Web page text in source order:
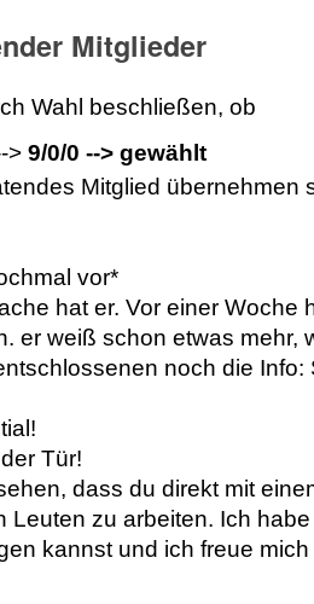
Mitglieder
Wahl beschließen, ob
>9/0/0 --> gewählt
Mitglied übernehmen
vor*
hat er. Vor einer Woche
er weiß schon etwas mehr,
noch die Info:
Tür!
dass du direkt mit
Leuten zu arbeiten. Ich
kannst und ich freue